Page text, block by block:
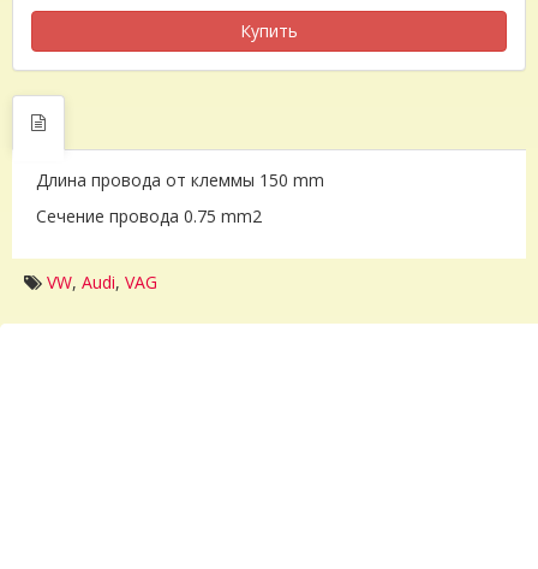
Купить
Длина провода от клеммы 150 mm
Сечение провода 0.75 mm2
VW, Audi, VAG